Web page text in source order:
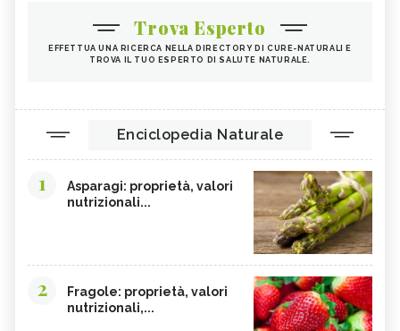
Trova Esperto
EFFETTUA UNA RICERCA NELLA DIRECTORY DI CURE-NATURALI E
TROVA IL TUO ESPERTO DI SALUTE NATURALE.
Enciclopedia Naturale
1
Asparagi: proprietà, valori
nutrizionali...
2
Fragole: proprietà, valori
nutrizionali,...